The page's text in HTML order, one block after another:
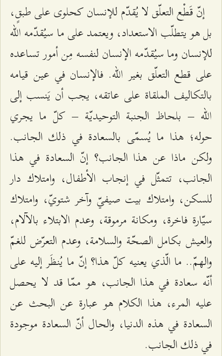
إنّ قَطْع التعلّق لا يُقدّم للإنسان كحلوى على طبقٍ،
بل هو يتطلّب الاستعداد، ويعتمد على ما سيُقدّمه الله
للإنسان وما سيُقدّمه الإنسان لنفسه مِن أمور تساعده
على قطع التعلّق بغير الله. فالإنسان في عين قيامه
بالتكاليف الملقاة على عاتقه، يجب أن يَنسب إلى
الله – بلحاظ الجنبة التوحيديّة – كلّ ما يجري
حوله؛ هذا ما يُسمّى بالسعادة في ذلك الجانب.
ولكن ماذا عن هذا الجانب؟ إنّ السعادة في هذا
الجانب، تتمثّل في إنجاب الأطفال، وامتلاك دار
للسكن، وامتلاك بيت صيفيّ وآخر شتويّ، وامتلاك
سيّارة فاخرة، ومكانة مرموقة، وعدم الابتلاء بالآلام،
والعيش بكامل الصحّة والسلامة، وعدم التعرّض للغمّ
والهمّ.. ما الّذي يعنيه كلّ هذا؟ إنّ ما يُنظَر إليه على
أنّه سعادة في هذا الجانب، هو ممّا قد لا يحصل
عليه المرء، هذا الكلام هو عبارة عن البحث عن
السعادة في هذه الدنيا، والحال أنّ السعادة موجودة
في ذلك الجانب.